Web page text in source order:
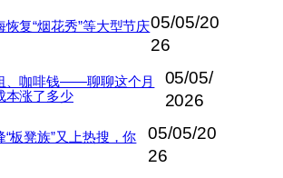
恢复“烟花秀”等大型节庆05/05/20
26
、咖啡钱——聊聊这个月
本涨了多少
05/05/
2026
“板凳族”又上热搜，你
05/05/20
26